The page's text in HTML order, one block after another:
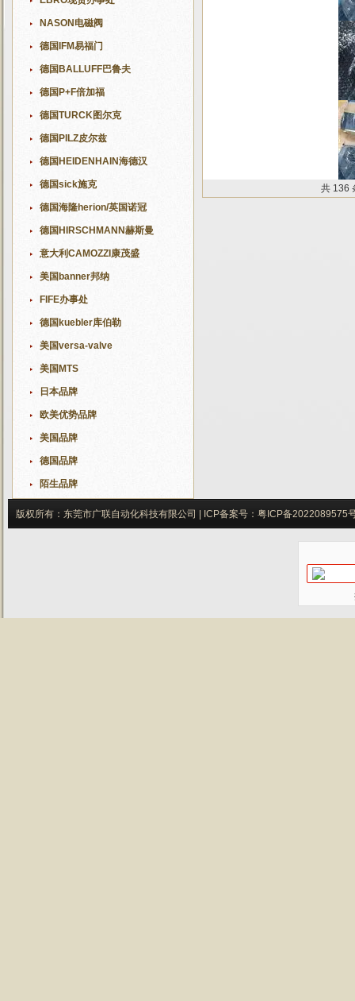
NASON电磁阀
德国IFM易福门
德国BALLUFF巴鲁夫
德国P+F倍加福
德国TURCK图尔克
德国PILZ皮尔兹
德国HEIDENHAIN海德汉
德国sick施克
德国海隆herion/英国诺冠
德国HIRSCHMANN赫斯曼
意大利CAMOZZI康茂盛
美国banner邦纳
FIFE办事处
德国kuebler库伯勒
美国versa-valve
美国MTS
日本品牌
欧美优势品牌
美国品牌
德国品牌
陌生品牌
共 136
版权所有：东莞市广联自动化科技有限公司 | ICP备案号： 粤ICP备2022089575